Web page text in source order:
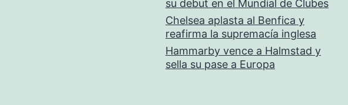
su debut en el Mundial de Clubes
Chelsea aplasta al Benfica y
reafirma la supremacía inglesa
Hammarby vence a Halmstad y
sella su pase a Europa